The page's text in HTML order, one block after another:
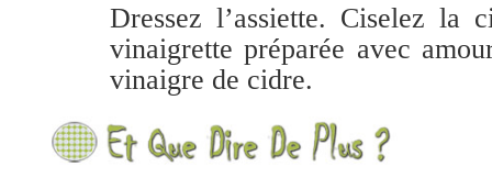
Dressez l’assiette. Ciselez la
vinaigrette préparée avec
vinaigre de cidre.